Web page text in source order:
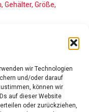
wir Technologien
und/oder darauf
können wir
auf dieser Website
oder zurückziehen,
Gehälter, Größe,
Walmart-Erbin
Ist Er?